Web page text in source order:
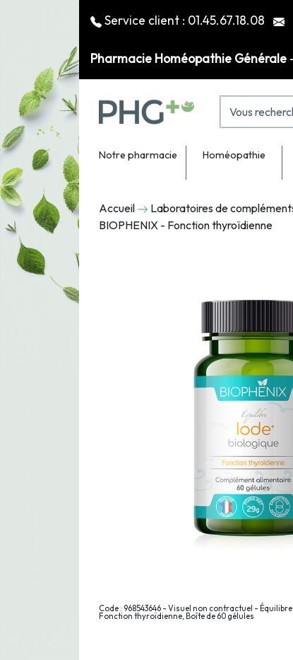
Service client : 01.45.67.18.08
Pharmacie Homéopathie Générale
Notre pharmacie Homéopathie
Accueil Laboratoires de
BIOPHENIX - Fonction thyroïdienne
Code : 968543646 - Visuel non contractuel - Équilibre
Fonction thyroïdienne, Boîte de 60 gélules